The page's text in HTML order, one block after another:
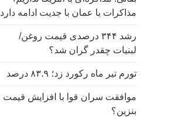
مذاکرات با عمان با جدیت ادامه دارد
رشد ۳۴۴ درصدی قیمت روغن/
لبنیات چقدر گران شد؟
تورم تیر ماه رکورد زد؛ ۸۳.۹ درصد
موافقت سران قوا با افزایش قیمت
بنزین؟